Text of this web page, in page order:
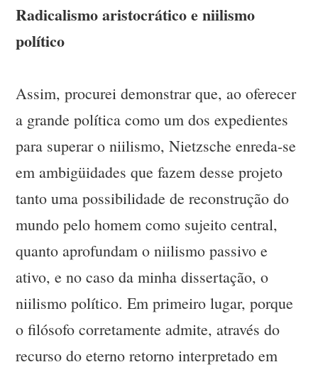
Radicalismo aristocrático e niilismo
político
Assim, procurei demonstrar que, ao oferecer
a grande política como um dos expedientes
para superar o niilismo, Nietzsche enreda-se
em ambigüidades que fazem desse projeto
tanto uma possibilidade de reconstrução do
mundo pelo homem como sujeito central,
quanto aprofundam o niilismo passivo e
ativo, e no caso da minha dissertação, o
niilismo político. Em primeiro lugar, porque
o filósofo corretamente admite, através do
recurso do eterno retorno interpretado em